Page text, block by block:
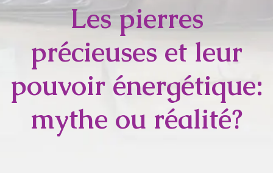
Les pierres
précieuses et leur
pouvoir énergétique:
mythe ou réalité?